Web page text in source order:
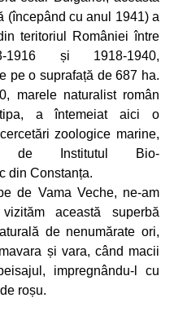
(începând cu anul 1941) a
teritoriul României între
1916 și 1918-1940,
pe o suprafață de 687 ha.
marele naturalist român
a întemeiat aici o
zoologice marine,
de Institutul Bio-
din Constanța.
de Vama Veche, ne-am
această superbă
de nenumărate ori,
și vara, când macii
impregnându-l cu
roșu.